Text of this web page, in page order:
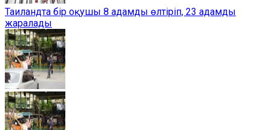
Таиландта бір оқушы 8 адамды өлтіріп, 23 адамды
жаралады